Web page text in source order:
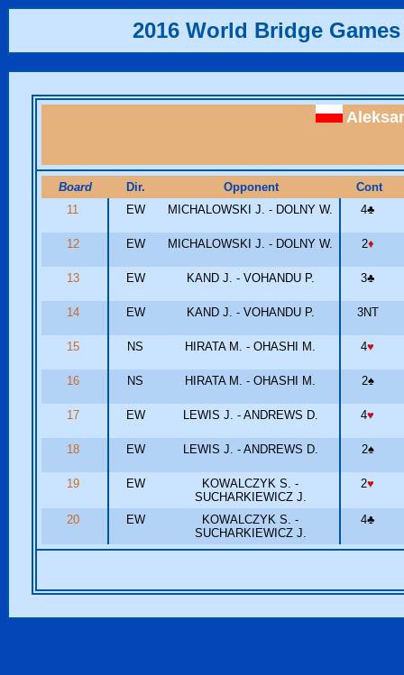
2016 World Bridge Games
Board Dir. Opponent
Cont
11
EW MICHALOWSKI J. - DOLNY W. 4♣
12 EW MICHALOWSKI J. - DOLNY W. 2♦
13 EW KAND J. - VOHANDU P. 3♣
14 EW KAND J. - VOHANDU P. 3NT
15 NS HIRATA M. - OHASHI M. 4♥
16 NS HIRATA M. - OHASHI M. 2♠
17 EW LEWIS J. - ANDREWS D. 4♥
18 EW LEWIS J. - ANDREWS D. 2♠
19 EW
KOWALCZYK S. -
SUCHARKIEWICZ J.
2♥
20 EW
KOWALCZYK S. -
SUCHARKIEWICZ J.
4♣